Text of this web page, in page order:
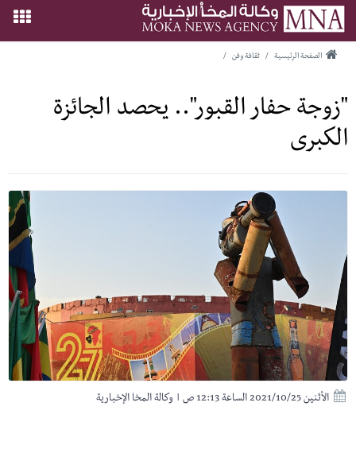
الصفحة الرئيسية / ثقافة وفن /
"زوجة حفار القبور".. يحصد الجائزة
الكبرى
الأثنين 2021/10/25 الساعة 12:13 ص | وكالة المخا الإخبارية